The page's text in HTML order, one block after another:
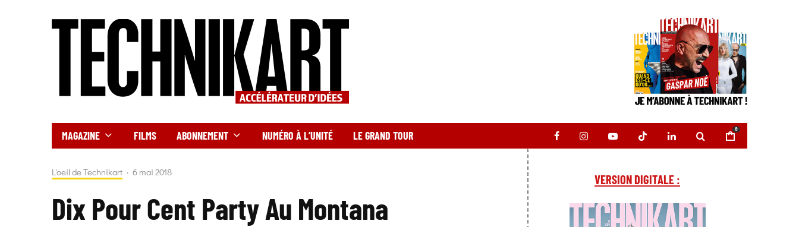
MAGAZINE FILMS ABONNEMENT NUMÉRO À L’UNITÉ LE GRAND TOUR 0
L'oeil de Technikart · 6 mai 2018
Dix Pour Cent Party Au Montana
VERSION DIGITALE :